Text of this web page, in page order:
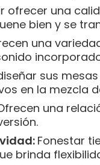
ofrecer una
bien y se
una
sus
en la mezcla
una
Fonestar
brinda